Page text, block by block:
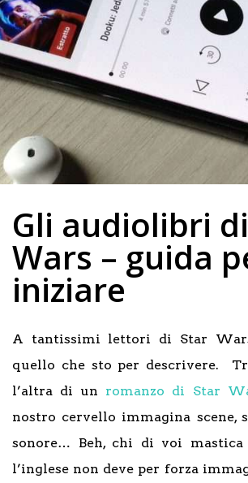
Gli audiolibri
Wars – guida
iniziare
A tantissimi lettori di Star
quello che sto per descrivere.
l’altra di un romanzo di Star
nostro cervello immagina scene,
sonore… Beh, chi di voi mastica
l’inglese non deve per forza